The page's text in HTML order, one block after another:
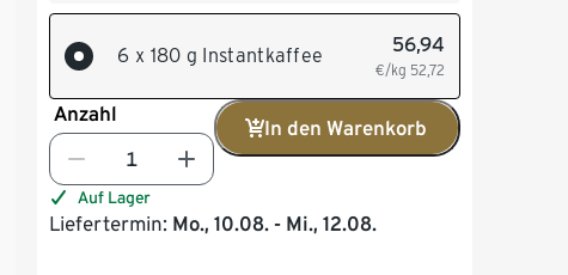
6 x 180 g Instantkaffee 56,94
€/kg 52,72
Anzahl
In den Warenkorb
Auf Lager
Liefertermin: Mo., 10.08. - Mi., 12.08.